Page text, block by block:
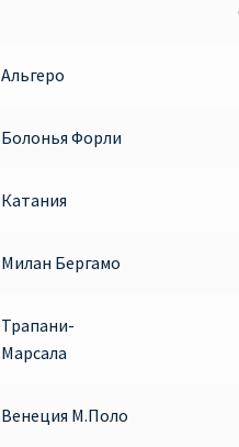
Альгеро
Болонья Форли
Катания
Милан Бергамо
Трапани-
Марсала
Венеция М.Поло